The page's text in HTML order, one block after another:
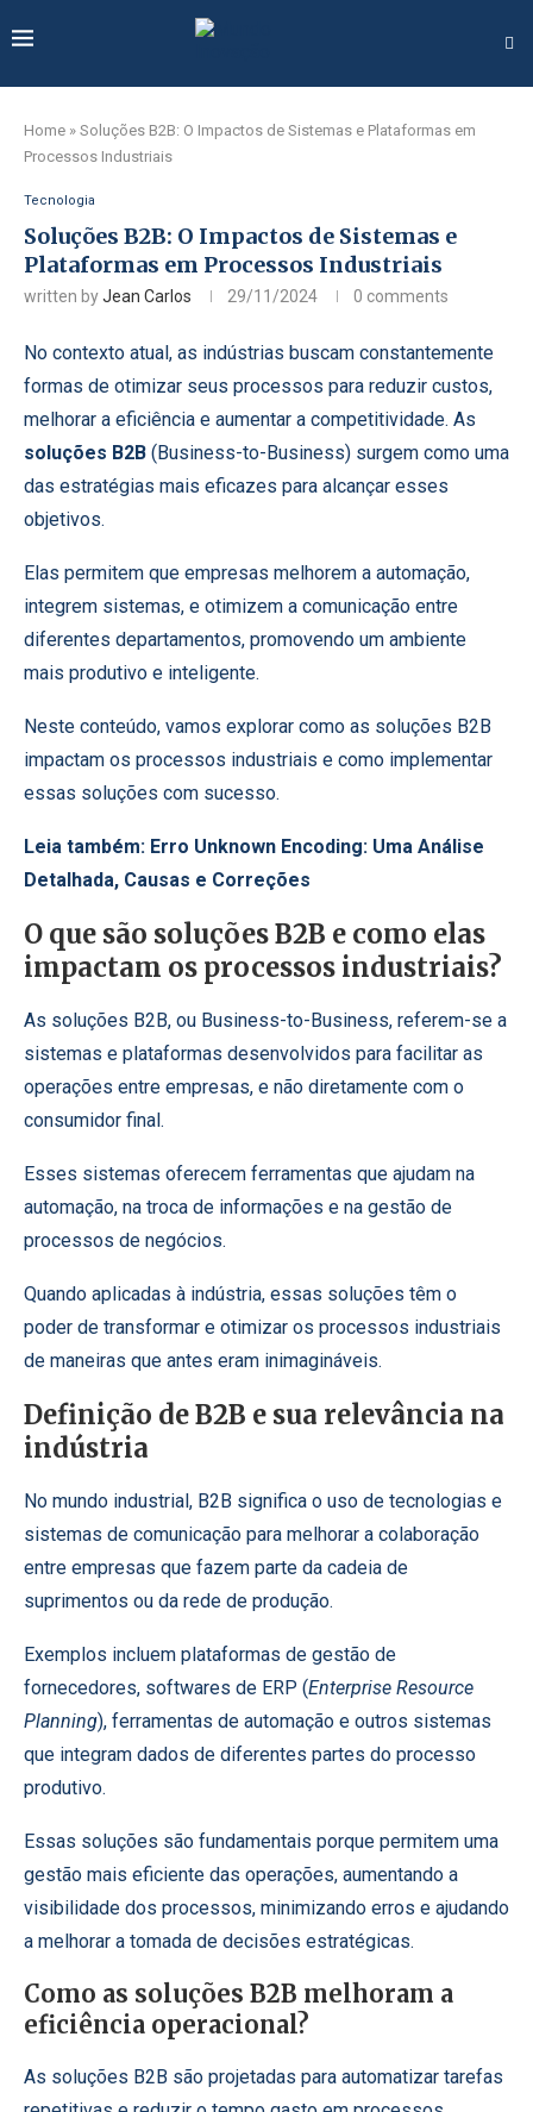
Home » Soluções B2B: O Impactos de Sistemas e Plataformas em
Processos Industriais
Tecnologia
Soluções B2B: O Impactos de Sistemas e
Plataformas em Processos Industriais
written byJean Carlos 29/11/2024 0 comments
No contexto atual, as indústrias buscam constantemente
formas de otimizar seus processos para reduzir custos,
melhorar a eficiência e aumentar a competitividade. As
soluções B2B (Business-to-Business) surgem como uma
das estratégias mais eficazes para alcançar esses
objetivos.
Elas permitem que empresas melhorem a automação,
integrem sistemas, e otimizem a comunicação entre
diferentes departamentos, promovendo um ambiente
mais produtivo e inteligente.
Neste conteúdo, vamos explorar como as soluções B2B
impactam os processos industriais e como implementar
essas soluções com sucesso.
Leia também: Erro Unknown Encoding: Uma Análise
Detalhada, Causas e Correções
O que são soluções B2B e como elas
impactam os processos industriais?
As soluções B2B, ou Business-to-Business, referem-se a
sistemas e plataformas desenvolvidos para facilitar as
operações entre empresas, e não diretamente com o
consumidor final.
Esses sistemas oferecem ferramentas que ajudam na
automação, na troca de informações e na gestão de
processos de negócios.
Quando aplicadas à indústria, essas soluções têm o
poder de transformar e otimizar os processos industriais
de maneiras que antes eram inimagináveis.
Definição de B2B e sua relevância na
indústria
No mundo industrial, B2B significa o uso de tecnologias e
sistemas de comunicação para melhorar a colaboração
entre empresas que fazem parte da cadeia de
suprimentos ou da rede de produção.
Exemplos incluem plataformas de gestão de
fornecedores, softwares de ERP (Enterprise Resource
Planning), ferramentas de automação e outros sistemas
que integram dados de diferentes partes do processo
produtivo.
Essas soluções são fundamentais porque permitem uma
gestão mais eficiente das operações, aumentando a
visibilidade dos processos, minimizando erros e ajudando
a melhorar a tomada de decisões estratégicas.
Como as soluções B2B melhoram a
eficiência operacional?
As soluções B2B são projetadas para automatizar tarefas